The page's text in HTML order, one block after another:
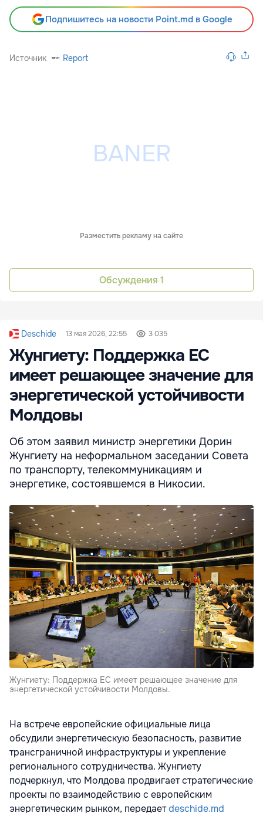
Подпишитесь на новости Point.md в Google
Источник Report
Разместить рекламу на сайте
Обсуждения 1
Deschide 13 мая 2026, 22:55 3 035
Жунгиету: Поддержка ЕС
имеет решающее значение для
энергетической устойчивости
Молдовы
Об этом заявил министр энергетики Дорин
Жунгиету на неформальном заседании Совета
по транспорту, телекоммуникациям и
энергетике, состоявшемся в Никосии.
Жунгиету: Поддержка ЕС имеет решающее значение для
энергетической устойчивости Молдовы.
На встрече европейские официальные лица
обсудили энергетическую безопасность, развитие
трансграничной инфраструктуры и укрепление
регионального сотрудничества. Жунгиету
подчеркнул, что Молдова продвигает стратегические
проекты по взаимодействию с европейским
энергетическим рынком, передаетdeschide.md